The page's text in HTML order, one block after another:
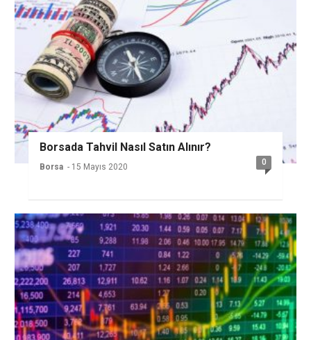
Borsada Tahvil Nasıl Satın Alınır?
Borsa - 15 Mayıs 2020 0